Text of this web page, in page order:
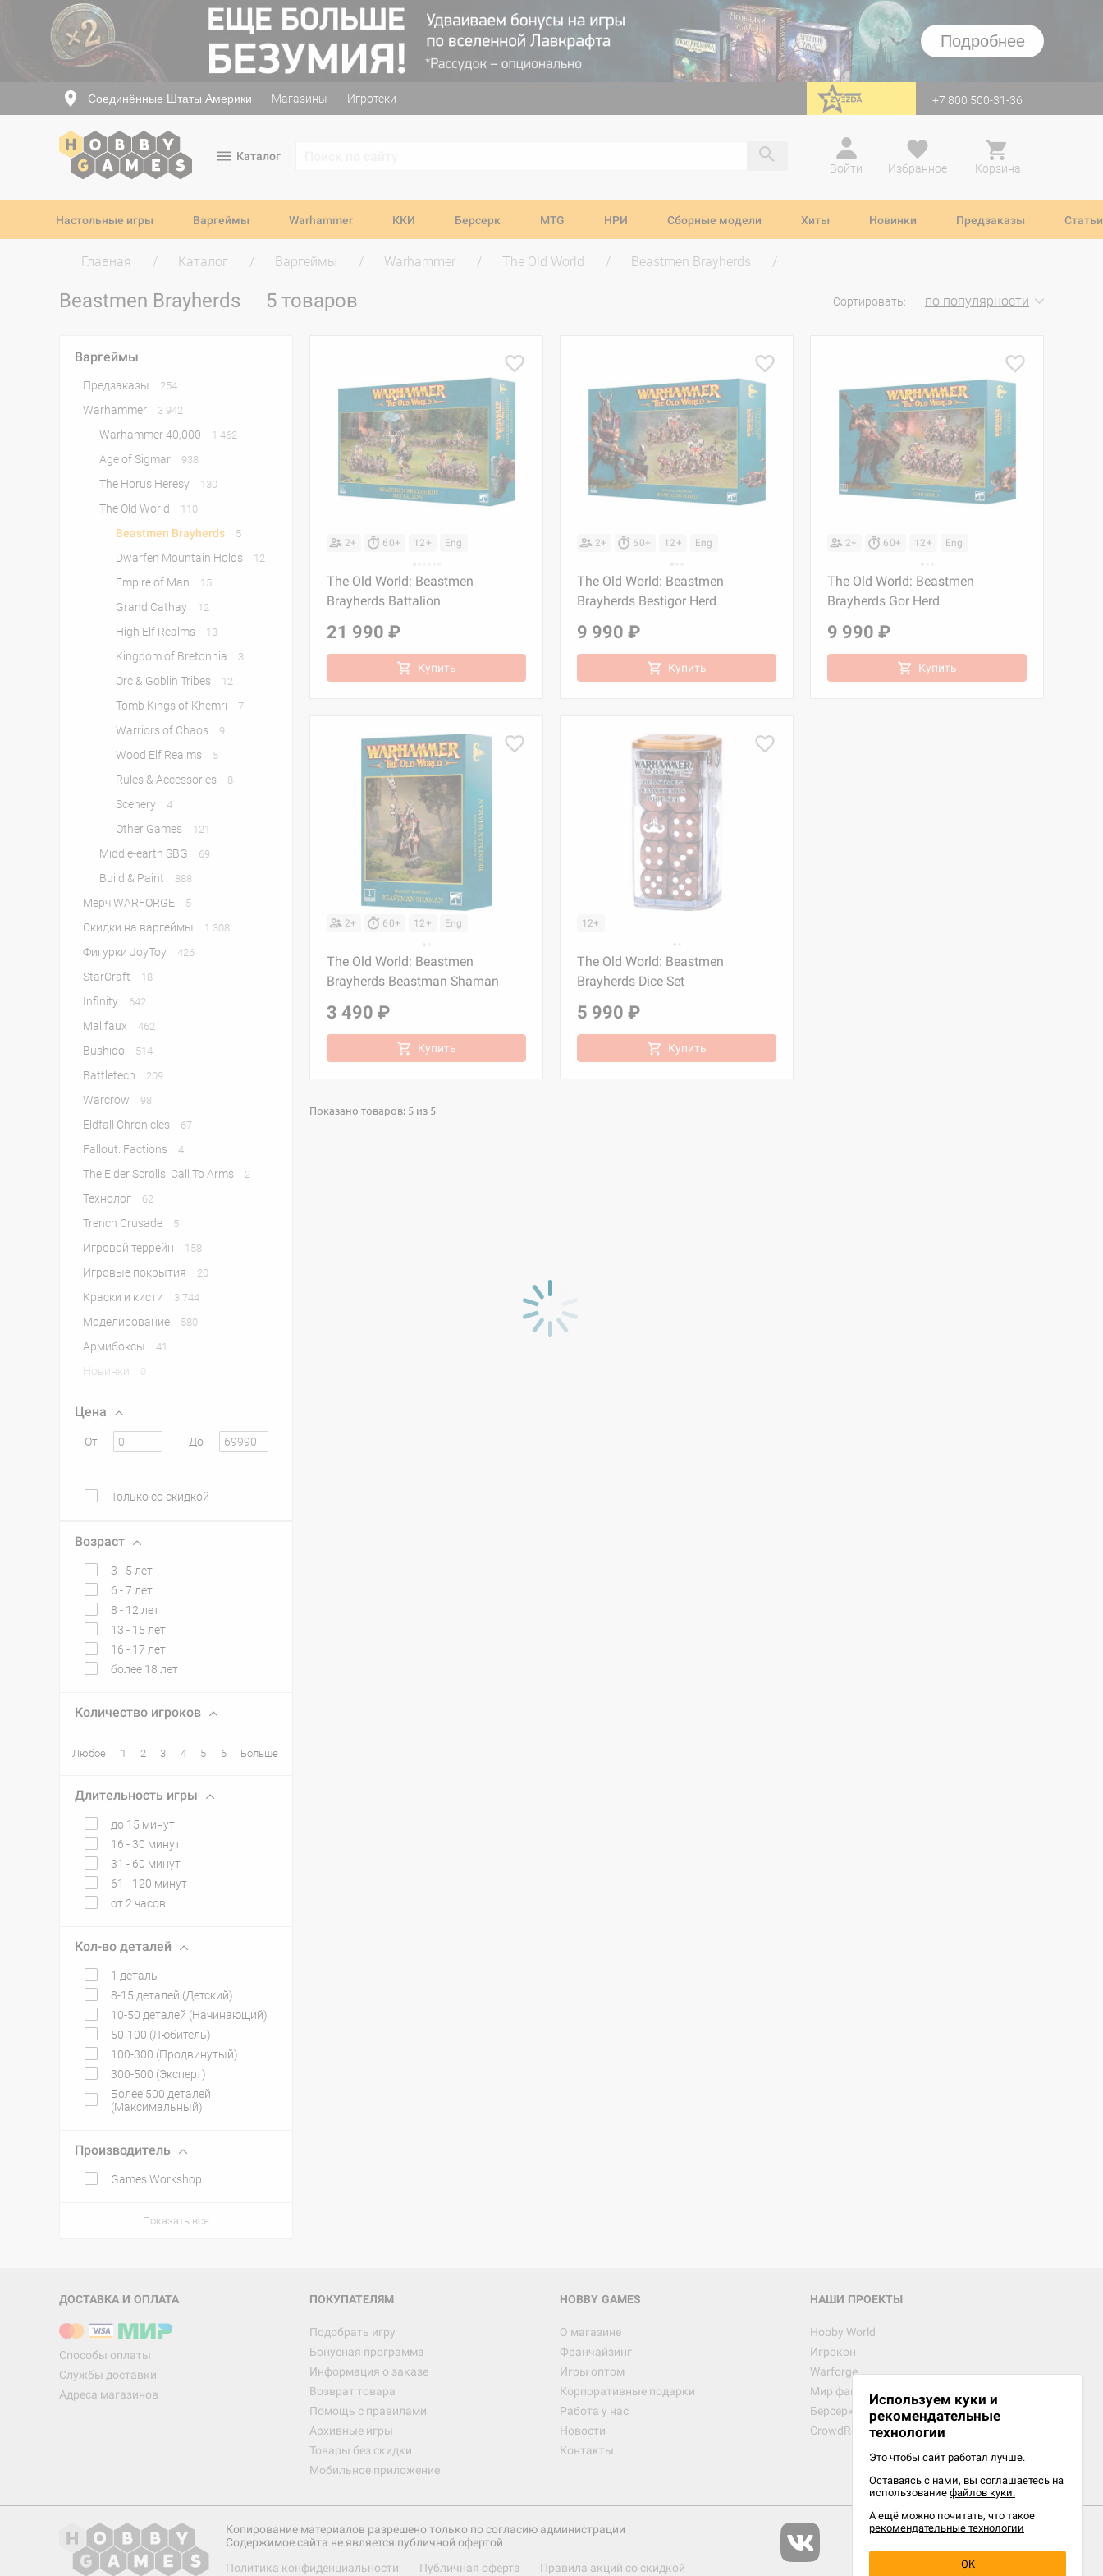
Подробнее
Соединённые Штаты Америки Магазины Игротеки перейти на Zvezda +7 800 500-31-36
Каталог
Войти
Избранное Корзина
Настольные игры Варгеймы Warhammer ККИ Берсерк MTG НРИ Сборные модели Хиты Новинки Предзаказы Статьи
Главная Каталог Варгеймы Warhammer The Old World Beastmen Brayherds
Beastmen Brayherds 5 товаров Сортировать: по популярности
Варгеймы
Предзаказы 254
Warhammer 3 942
Warhammer 40,000 1 462
Age of Sigmar 938
The Horus Heresy 130
The Old World 110
Beastmen Brayherds 5
Dwarfen Mountain Holds 12
Empire of Man 15
Grand Cathay 12
High Elf Realms 13
Kingdom of Bretonnia 3
Orc & Goblin Tribes 12
Tomb Kings of Khemri 7
Warriors of Chaos 9
Wood Elf Realms 5
Rules & Accessories 8
Scenery 4
Other Games 121
Middle-earth SBG 69
Build & Paint 888
Мерч WARFORGE 5
Скидки на варгеймы 1 308
Фигурки JoyToy 426
StarСraft 18
Infinity 642
Malifaux 462
Bushido 514
Battletech 209
Warcrow 98
Eldfall Chronicles 67
Fallout: Factions 4
The Elder Scrolls: Call To Arms 2
Технолог 62
Trench Crusade 5
Игровой террейн 158
Игровые покрытия 20
Краски и кисти 3 744
Моделирование 580
Армибоксы 41
Новинки 0
Цена
От До
Только со скидкой
Возраст
3 - 5 лет
6 - 7 лет
8 - 12 лет
13 - 15 лет
16 - 17 лет
более 18 лет
Количество игроков
Любое 1 2 3 4 5 6 Больше
Длительность игры
до 15 минут
16 - 30 минут
31 - 60 минут
61 - 120 минут
от 2 часов
Кол-во деталей
1 деталь
8-15 деталей (Детский)
10-50 деталей (Начинающий)
50-100 (Любитель)
100-300 (Продвинутый)
300-500 (Эксперт)
Более 500 деталей
(Максимальный)
Производитель
Games Workshop
Показать все
2+ 60+ 12+ Eng
The Old World: Beastmen
Brayherds Battalion
21 990 ₽
Купить
2+ 60+ 12+ Eng
The Old World: Beastmen
Brayherds Bestigor Herd
9 990 ₽
Купить
2+ 60+ 12+ Eng
The Old World: Beastmen
Brayherds Gor Herd
9 990 ₽
Купить
2+ 60+ 12+ Eng
The Old World: Beastmen
Brayherds Beastman Shaman
3 490 ₽
Купить
12+
The Old World: Beastmen
Brayherds Dice Set
5 990 ₽
Купить
Показано товаров: 5 из 5
ДОСТАВКА И ОПЛАТА
Способы оплаты
Службы доставки
Адреса магазинов
ПОКУПАТЕЛЯМ
Подобрать игру
Бонусная программа
Информация о заказе
Возврат товара
Помощь с правилами
Архивные игры
Товары без скидки
Мобильное приложение
HOBBY GAMES
О магазине
Франчайзинг
Игры оптом
Корпоративные подарки
Работа у нас
Новости
Контакты
НАШИ ПРОЕКТЫ
Hobby World
Игрокон
Warforge
Мир фантастики
Берсерк
CrowdRepublic
Копирование материалов разрешено только по согласию администрации
Содержимое сайта не является публичной офертой
Политика конфиденциальности
Публичная оферта Правила акций со скидкой
Используем куки и
рекомендательные
технологии
Это чтобы сайт работал лучше.
Оставаясь с нами, вы соглашаетесь на
использование файлов куки.
А ещё можно почитать, что такое
рекомендательные технологии
OK